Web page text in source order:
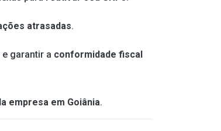
atrasadas.
e garantir a conformidade fiscal
empresa em Goiânia.